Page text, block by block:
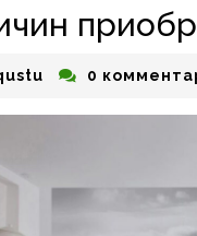
qustu0